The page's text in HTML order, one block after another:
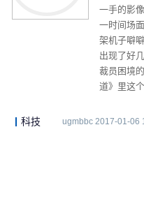
一手的影
一时间场
架机子噼
出现了好
裁员困境
道》里这
科技 ugmbbc 2017-01-06